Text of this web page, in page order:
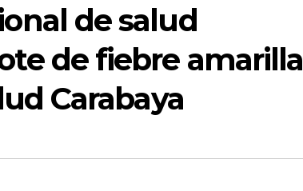
de salud
de fiebre amarilla
Carabaya